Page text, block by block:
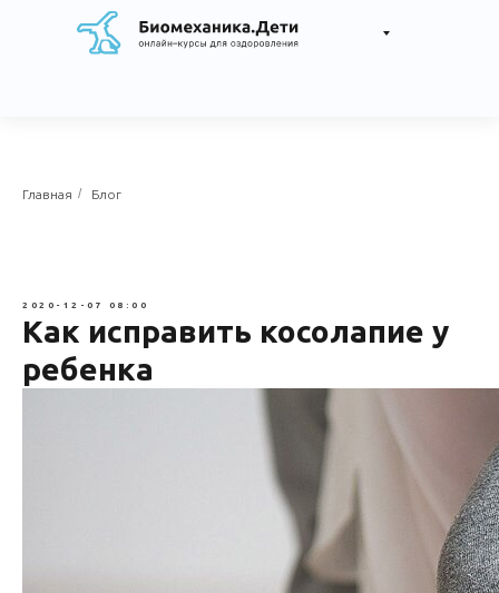
Главная / Блог
2020-12-07 08:00
Как исправить косолапие у
ребенка